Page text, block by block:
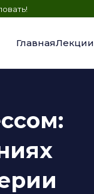
ГлавнаяЛекции